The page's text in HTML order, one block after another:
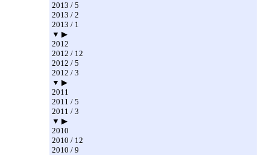
2013 / 5
2013 / 2
2013 / 1
▼ ▶
2012
2012 / 12
2012 / 5
2012 / 3
▼ ▶
2011
2011 / 5
2011 / 3
▼ ▶
2010
2010 / 12
2010 / 9